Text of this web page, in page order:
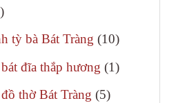
41
sản
phẩm
tỳ bà Bát Tràng 1010
phẩm
đĩa thắp hương 11
thờ Bát Tràng 55